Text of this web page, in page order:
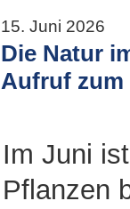
15. Juni 2026
Die Natur
Aufruf zum
Im Juni
Pflanzen